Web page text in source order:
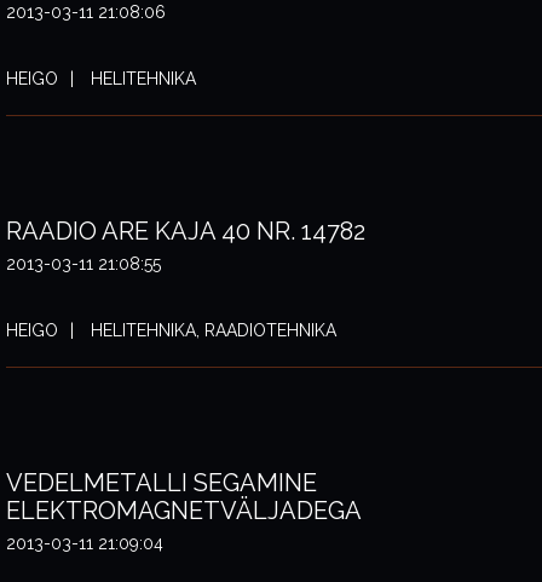
2013-03-11 21:08:06
HEIGO HELITEHNIKA
RAADIO ARE KAJA 40 NR. 14782
2013-03-11 21:08:55
HEIGO HELITEHNIKA, RAADIOTEHNIKA
VEDELMETALLI SEGAMINE
ELEKTROMAGNETVÄLJADEGA
2013-03-11 21:09:04